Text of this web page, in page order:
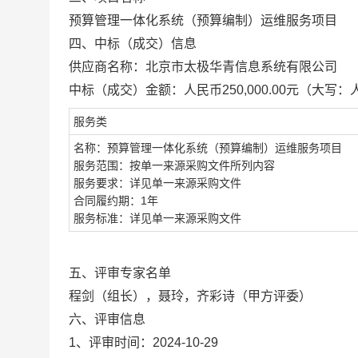
预算管理一体化系统（预算编制 ）运维服务项目
四、中标（成交）信息
供应商名称：北京市太极华青信息系统有限公司
中标（成交）金额：
人民币250,000.00元（大写：
服务类
名称：预算管理一体化系统（预算编制 ）运维服务项目
服务范围：按单一来源采购文件所列内容
服务要求：详见单一来源采购文件
合同履约期：1年
服务标准：详见单一来源采购文件
五、评审专家名单
程剑（组长），聂玲，齐彩诗（甲方评委）
六、评审信息
1、评审时间：2024-10-29